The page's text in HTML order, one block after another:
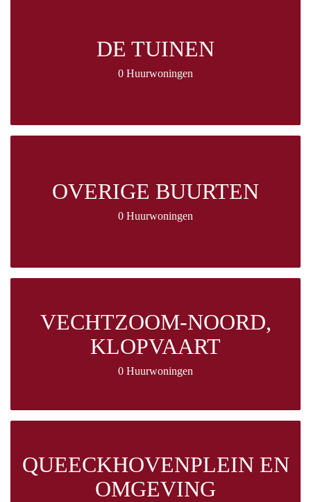
DE TUINEN
0 Huurwoningen
OVERIGE BUURTEN
0 Huurwoningen
VECHTZOOM-NOORD,
KLOPVAART
0 Huurwoningen
QUEECKHOVENPLEIN EN
OMGEVING